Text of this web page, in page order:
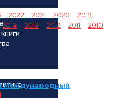
2022 2021 2020
2019
2014 2013 2012 2011
2010
Международный